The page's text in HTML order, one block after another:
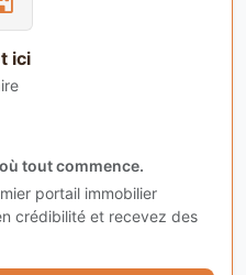
ici
tout commence.
portail immobilier
crédibilité et recevez des